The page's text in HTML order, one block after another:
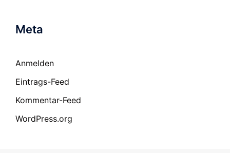
Meta
Anmelden
Eintrags-Feed
Kommentar-Feed
WordPress.org